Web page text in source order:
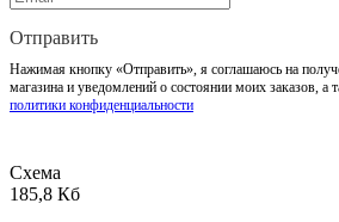
Отправить
Нажимая кнопку «Отправить», я соглашаюсь на
магазина и уведомлений о состоянии моих заказов,
политики конфиденциальности
Схема
185,8 Кб